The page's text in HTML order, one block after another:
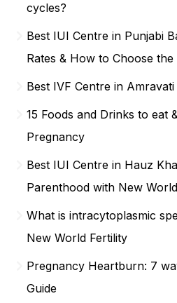
cycles?
Best IUI Centre in Punjabi
Rates & How to Choose the
Best IVF Centre in Amravati
15 Foods and Drinks to eat
Pregnancy
Best IUI Centre in Hauz
Parenthood with New
What is intracytoplasmic
New World Fertility
Pregnancy Heartburn: 7
Guide